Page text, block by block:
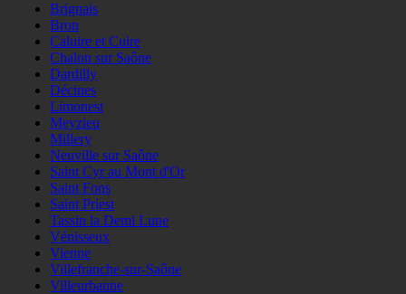
Brignais
Bron
Caluire et Cuire
Chalon sur Saône
Dardilly
Décines
Limonest
Meyzieu
Millery
Neuville sur Saône
Saint Cyr au Mont d'Or
Saint Fons
Saint Priest
Tassin la Demi Lune
Vénisseux
Vienne
Villefranche-sur-Saône
Villeurbanne